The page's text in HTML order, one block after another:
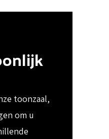
toonzaal,
om u